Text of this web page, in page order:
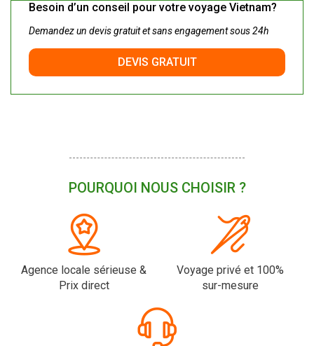
Besoin d’un conseil pour votre voyage Vietnam?
Demandez un devis gratuit et sans engagement sous 24h
DEVIS GRATUIT
POURQUOI NOUS CHOISIR ?
Agence locale sérieuse &
Prix direct
Voyage privé et 100%
sur-mesure